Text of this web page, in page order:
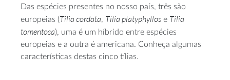
Das espécies presentes no nosso país, três são
europeias (Tilia cordata, Tilia platyphyllos e Tilia
tomentosa), uma é um híbrido entre espécies
europeias e a outra é americana. Conheça algumas
características destas cinco tílias.